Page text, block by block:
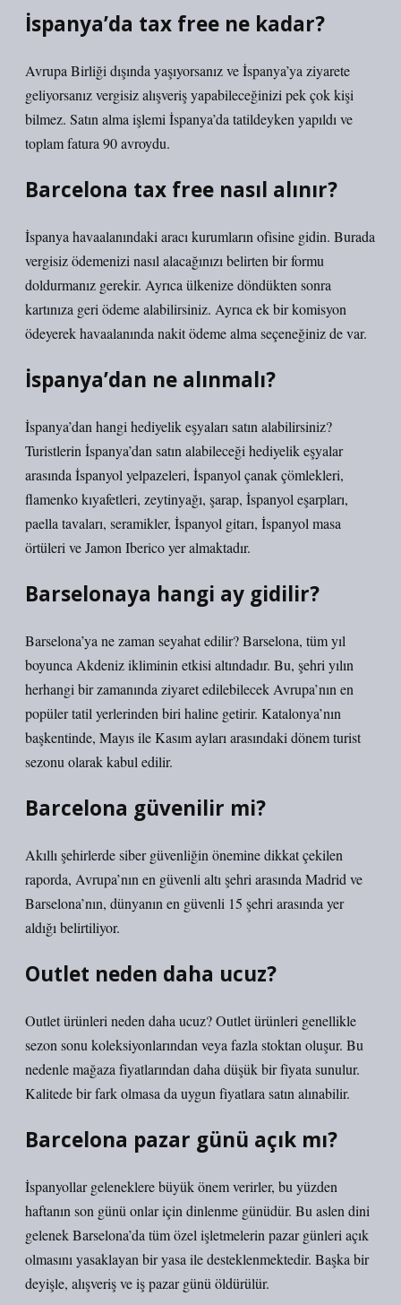
İspanya’da tax free ne kadar?
Avrupa Birliği dışında yaşıyorsanız ve İspanya’ya ziyarete
geliyorsanız vergisiz alışveriş yapabileceğinizi pek çok kişi
bilmez. Satın alma işlemi İspanya’da tatildeyken yapıldı ve
toplam fatura 90 avroydu.
Barcelona tax free nasıl alınır?
İspanya havaalanındaki aracı kurumların ofisine gidin. Burada
vergisiz ödemenizi nasıl alacağınızı belirten bir formu
doldurmanız gerekir. Ayrıca ülkenize döndükten sonra
kartınıza geri ödeme alabilirsiniz. Ayrıca ek bir komisyon
ödeyerek havaalanında nakit ödeme alma seçeneğiniz de var.
İspanya’dan ne alınmalı?
İspanya’dan hangi hediyelik eşyaları satın alabilirsiniz?
Turistlerin İspanya’dan satın alabileceği hediyelik eşyalar
arasında İspanyol yelpazeleri, İspanyol çanak çömlekleri,
flamenko kıyafetleri, zeytinyağı, şarap, İspanyol eşarpları,
paella tavaları, seramikler, İspanyol gitarı, İspanyol masa
örtüleri ve Jamon Iberico yer almaktadır.
Barselonaya hangi ay gidilir?
Barselona’ya ne zaman seyahat edilir? Barselona, ​​tüm yıl
boyunca Akdeniz ikliminin etkisi altındadır. Bu, şehri yılın
herhangi bir zamanında ziyaret edilebilecek Avrupa’nın en
popüler tatil yerlerinden biri haline getirir. Katalonya’nın
başkentinde, Mayıs ile Kasım ayları arasındaki dönem turist
sezonu olarak kabul edilir.
Barcelona güvenilir mi?
Akıllı şehirlerde siber güvenliğin önemine dikkat çekilen
raporda, Avrupa’nın en güvenli altı şehri arasında Madrid ve
Barselona’nın, dünyanın en güvenli 15 şehri arasında yer
aldığı belirtiliyor.
Outlet neden daha ucuz?
Outlet ürünleri neden daha ucuz? Outlet ürünleri genellikle
sezon sonu koleksiyonlarından veya fazla stoktan oluşur. Bu
nedenle mağaza fiyatlarından daha düşük bir fiyata sunulur.
Kalitede bir fark olmasa da uygun fiyatlara satın alınabilir.
Barcelona pazar günü açık mı?
İspanyollar geleneklere büyük önem verirler, bu yüzden
haftanın son günü onlar için dinlenme günüdür. Bu aslen dini
gelenek Barselona’da tüm özel işletmelerin pazar günleri açık
olmasını yasaklayan bir yasa ile desteklenmektedir. Başka bir
deyişle, alışveriş ve iş pazar günü öldürülür.